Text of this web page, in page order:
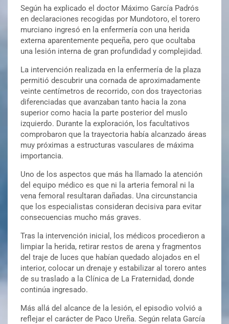
Según ha explicado el doctor Máximo García Padrós
en declaraciones recogidas por Mundotoro, el torero
murciano ingresó en la enfermería con una herida
externa aparentemente pequeña, pero que ocultaba
una lesión interna de gran profundidad y complejidad.
La intervención realizada en la enfermería de la plaza
permitió descubrir una cornada de aproximadamente
veinte centímetros de recorrido, con dos trayectorias
diferenciadas que avanzaban tanto hacia la zona
superior como hacia la parte posterior del muslo
izquierdo. Durante la exploración, los facultativos
comprobaron que la trayectoria había alcanzado áreas
muy próximas a estructuras vasculares de máxima
importancia.
Uno de los aspectos que más ha llamado la atención
del equipo médico es que ni la arteria femoral ni la
vena femoral resultaran dañadas. Una circunstancia
que los especialistas consideran decisiva para evitar
consecuencias mucho más graves.
Tras la intervención inicial, los médicos procedieron a
limpiar la herida, retirar restos de arena y fragmentos
del traje de luces que habían quedado alojados en el
interior, colocar un drenaje y estabilizar al torero antes
de su traslado a la Clínica de La Fraternidad, donde
continúa ingresado.
Más allá del alcance de la lesión, el episodio volvió a
reflejar el carácter de Paco Ureña. Según relata García